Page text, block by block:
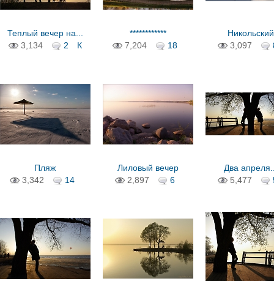
Теплый вечер на...
3,134
2 К
************
7,204
18
Никольский
монастырь
3,097
Пляж
3,342
14
Лиловый вечер
2,897
6
Два
5,477